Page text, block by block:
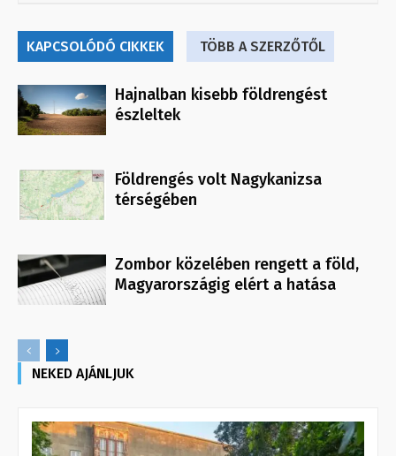
KAPCSOLÓDÓ CIKKEK TÖBB A SZERZŐTŐL
Hajnalban kisebb földrengést
észleltek
Földrengés volt Nagykanizsa
térségében
Zombor közelében rengett a föld,
Magyarországig elért a hatása
NEKED AJÁNLJUK